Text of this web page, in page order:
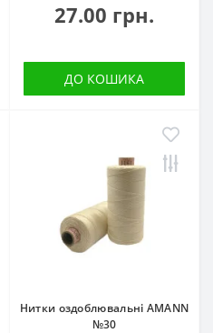
27.00 грн.
ДО КОШИКА
Нитки оздоблювальні AMANN
№30